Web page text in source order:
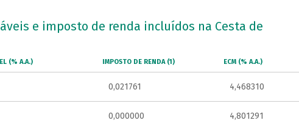
e imposto de renda incluídos na Cesta de
(% A.A.) IMPOSTO DE RENDA (1) ECM (% A.A.)
0,021761 4,468310
0,000000 4,801291